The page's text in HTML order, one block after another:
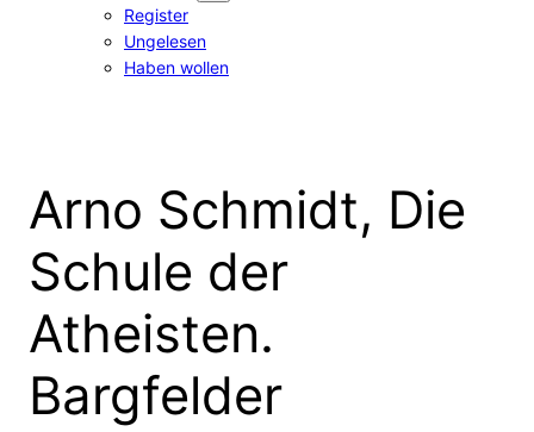
Register
Ungelesen
Haben wollen
Arno Schmidt, Die
Schule der
Atheisten.
Bargfelder